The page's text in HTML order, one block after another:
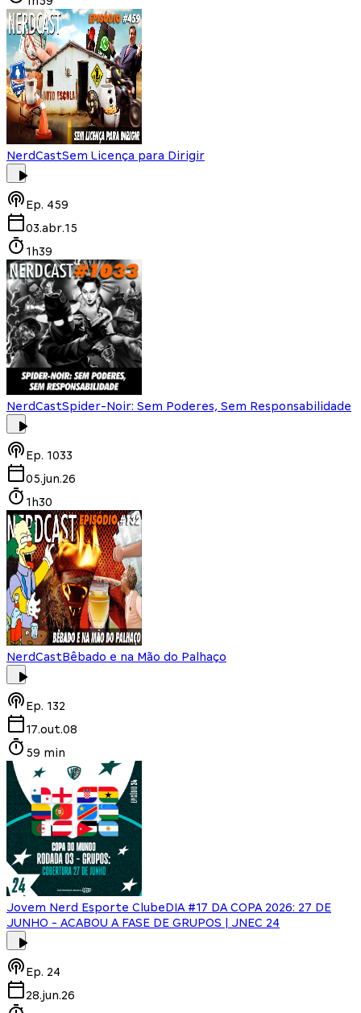
NerdCastSem Licença para Dirigir
Ep. 459
03.abr.15
1h39
NerdCastSpider-Noir: Sem Poderes, Sem Responsabilidade
Ep. 1033
05.jun.26
1h30
NerdCastBêbado e na Mão do Palhaço
Ep. 132
17.out.08
59 min
Jovem Nerd Esporte ClubeDIA #17 DA COPA 2026: 27 DE
JUNHO - ACABOU A FASE DE GRUPOS | JNEC 24
Ep. 24
28.jun.26